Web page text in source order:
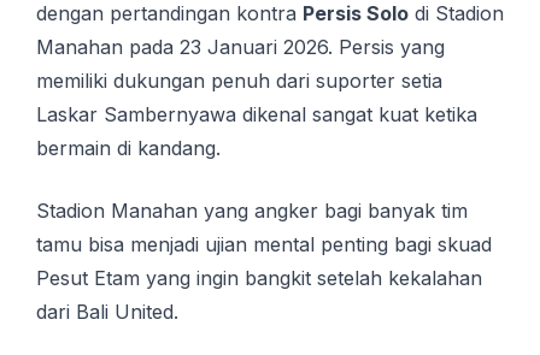
dengan pertandingan kontra Persis Solo di Stadion
Manahan pada 23 Januari 2026. Persis yang
memiliki dukungan penuh dari suporter setia
Laskar Sambernyawa dikenal sangat kuat ketika
bermain di kandang.
Stadion Manahan yang angker bagi banyak tim
tamu bisa menjadi ujian mental penting bagi skuad
Pesut Etam yang ingin bangkit setelah kekalahan
dari Bali United.